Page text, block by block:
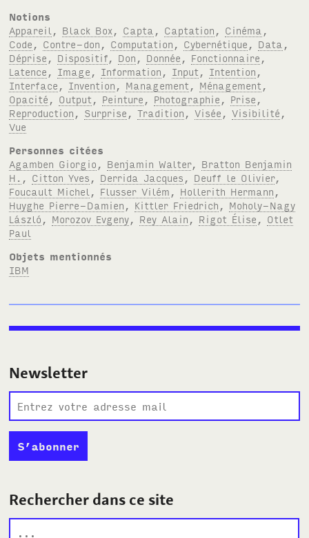
Notions
Appareil
Black Box Capta Captation Cinéma
Code
Contre-don Computation Cybernétique Data
Déprise
Dispositif Don Donnée Fonctionnaire
Latence
Image Information Input Intention
Interface
Invention Management Ménagement
Opacité
Output Peinture Photographie Prise
Reproduction
Surprise ,Tradition ,Visée ,Visibilité
Vue
Personnes citées
Agamben Giorgio
Benjamin Walter, Bratton Benjamin
H.
Citton Yves Derrida Jacques Deuff le Olivier,
Foucault Michel
Flusser Vilém Hollerith Hermann
Huyghe Pierre-Damien
Kittler Friedrich
Moholy-Nagy
László
Morozov Evgeny Rey Alain Rigot Élise
Otlet
Paul
Objets mentionnés
IBM
Newsletter
Rechercher dans ce site